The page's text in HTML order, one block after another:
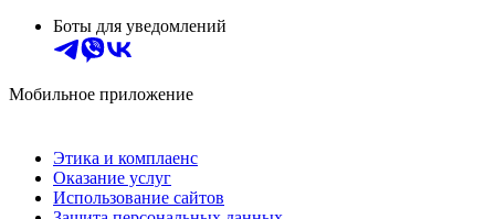
Боты для уведомлений
Мобильное приложение
Этика и комплаенс
Оказание услуг
Использование сайтов